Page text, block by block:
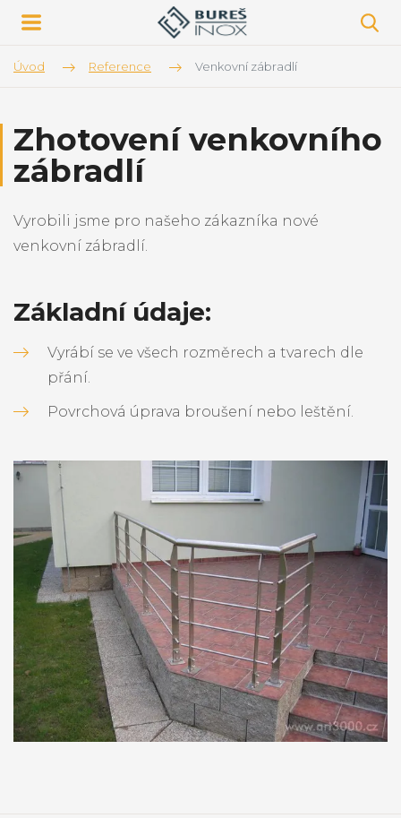
Úvod Reference Venkovní zábradlí
Zhotovení venkovního
zábradlí
Vyrobili jsme pro našeho zákazníka nové
venkovní zábradlí.
Základní údaje:
Vyrábí se ve všech rozměrech a tvarech dle
přání.
Povrchová úprava broušení nebo leštění.